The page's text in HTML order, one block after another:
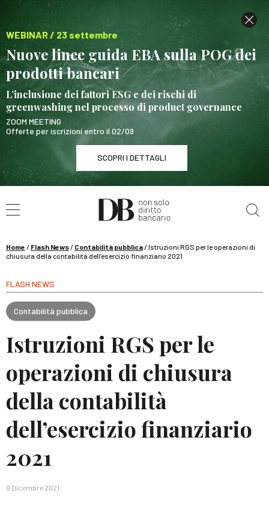
WEBINAR / 23 settembre
Nuove linee guida EBA sulla POG dei
prodotti bancari
L’inclusione dei fattori ESG e dei rischi di
greenwashing nel processo di product governance
ZOOM MEETING
Offerte per iscrizioni entro il 02/09
SCOPRI I DETTAGLI
WEBINAR / 23 settembre
Nuove linee guida EBA sulla POG dei prodotti
SCOPRI I DETTAGLI
Home / Flash News/ Contabilità pubblica/Istruzioni RGS per le operazioni di
chiusura della contabilità dell’esercizio finanziario 2021
FLASH NEWS
Contabilità pubblica
Istruzioni RGS per le
operazioni di chiusura
della contabilità
dell’esercizio finanziario
2021
9 Dicembre 2021